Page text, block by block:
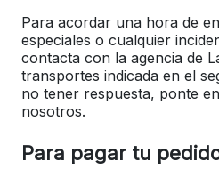
Para acordar una hora de
especiales o cualquier
contacta con la agencia de
transportes indicada en el
no tener respuesta, ponte
nosotros.
Para pagar tu